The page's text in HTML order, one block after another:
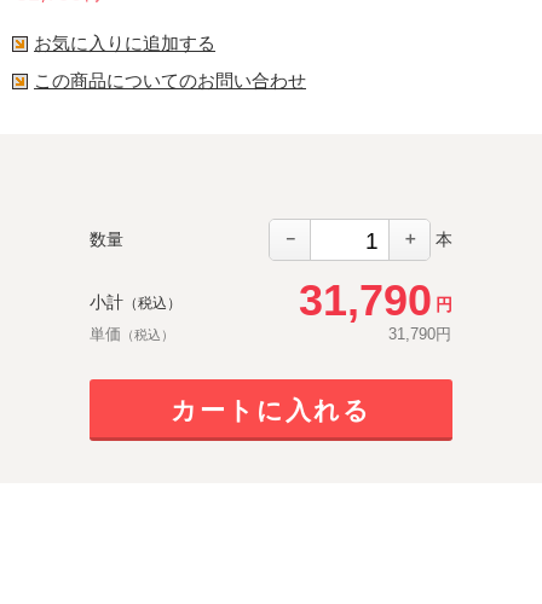
お気に入りに追加する
この商品についてのお問い合わせ
数量 － ＋ 本
小計 （税込） 31,790 円
単価 （税込） 31,790円
カートに入れる